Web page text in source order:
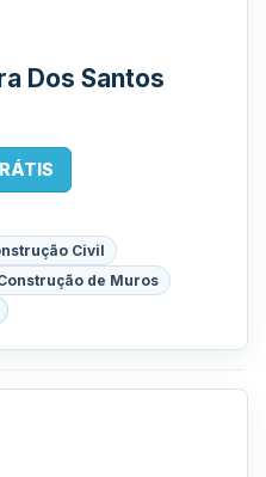
Dos Santos
Civil
de Muros